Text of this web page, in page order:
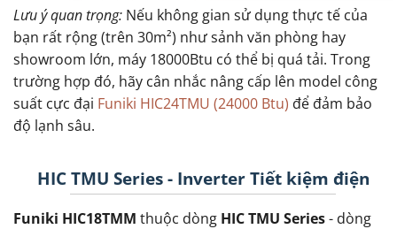
Lưu ý quan trọng: Nếu không gian sử dụng thực tế của
bạn rất rộng (trên 30m²) như sảnh văn phòng hay
showroom lớn, máy 18000Btu có thể bị quá tải. Trong
trường hợp đó, hãy cân nhắc nâng cấp lên model công
suất cực đại Funiki HIC24TMU (24000 Btu) để đảm bảo
độ lạnh sâu.
HIC TMU Series - Inverter Tiết kiệm điện
Funiki HIC18TMM thuộc dòng HIC TMU Series- dòng